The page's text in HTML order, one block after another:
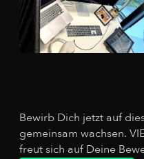
Bewirb Dich jetzt auf
gemeinsam wachsen.
freut sich auf Deine